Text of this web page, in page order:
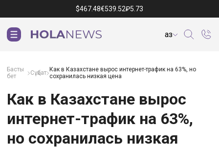
$467.48€539.52₽5.73
Қаз
Басты
бет
Сұқбат Как в Казахстане вырос интернет-трафик на 63%, но
сохранилась низкая цена
Как в Казахстане вырос
интернет-трафик на 63%,
но сохранилась низкая